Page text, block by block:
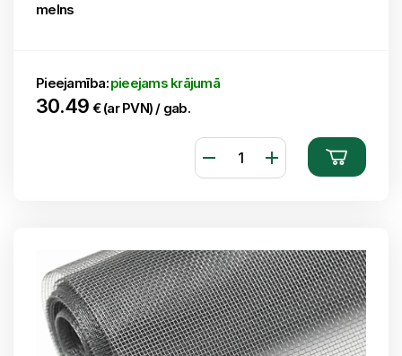
melns
Pieejamība:pieejams krājumā
30.49 € (ar PVN) / gab.